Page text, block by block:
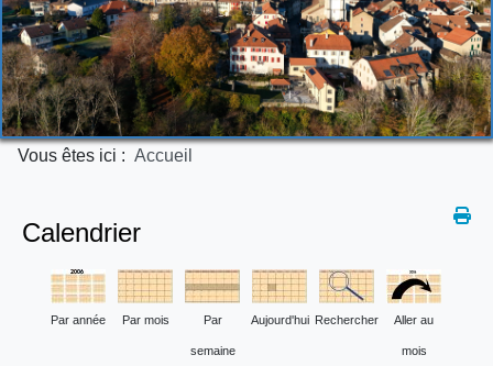
Vous êtes ici : Accueil
Calendrier
Par année Par mois Par
semaine
Aujourd'hui Rechercher Aller au
mois